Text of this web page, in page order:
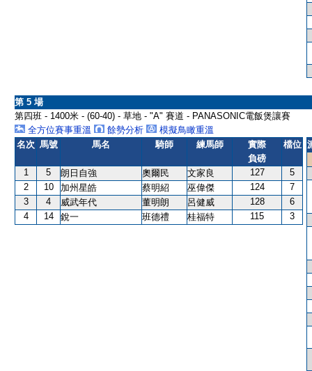
第 5 場
第四班 - 1400米 - (60-40) - 草地 - "A" 賽道 - PANASONIC電飯煲讓賽
全方位賽事重溫
餘勢分析
模擬鳥瞰重溫
名次 馬號 馬名 騎師 練馬師
實際
負磅
檔位
1 5 朗日自強 奧爾民 文家良 127
5
2
10 加州星皓 蔡明紹 巫偉傑 124
7
3
4 威武年代 董明朗 呂健威 128
6
4
14 銳一 班德禮 桂福特 115 3